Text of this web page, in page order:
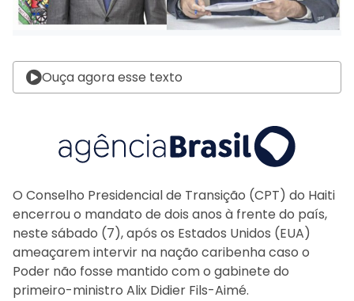
Ouça agora esse texto
O Conselho Presidencial de Transição (CPT) do Haiti
encerrou o mandato de dois anos à frente do país,
neste sábado (7), após os Estados Unidos (EUA)
ameaçarem intervir na nação caribenha caso o
Poder não fosse mantido com o gabinete do
primeiro-ministro Alix Didier Fils-Aimé.